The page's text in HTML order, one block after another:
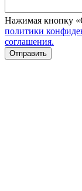
Нажимая кнопку
политики
соглашения.
Отправить